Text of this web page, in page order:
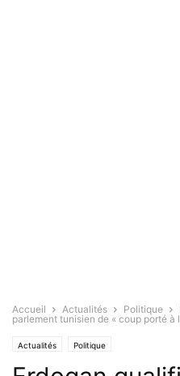
Accueil Actualités Politique
parlement tunisien de « coup porté à
Actualités Politique